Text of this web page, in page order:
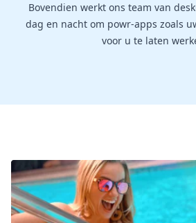
Bovendien werkt ons team van
dag en nacht om powr-apps zoals
voor u te laten